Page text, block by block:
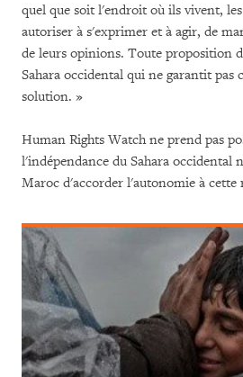
quel que soit l'endroit où ils vivent,
autoriser à s'exprimer et à agir, de
de leurs opinions. Toute proposition
Sahara occidental qui ne garantit pas
solution. »
Human Rights Watch ne prend pas
l'indépendance du Sahara occidental
Maroc d'accorder l'autonomie à cette